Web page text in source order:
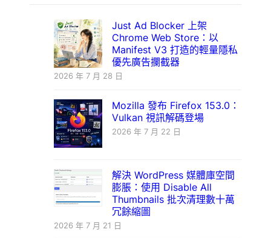
Just Ad Blocker 上架
Chrome Web Store：以
Manifest V3 打造的輕量隱私
優先廣告攔截器
2026 年 7 月 28 日
Mozilla 發布 Firefox 153.0：
Vulkan 視訊解碼登場
2026 年 7 月 22 日
解決 WordPress 媒體庫空間
膨脹：使用 Disable All
Thumbnails 批次清理數十萬
冗餘縮圖
2026 年 7 月 21 日